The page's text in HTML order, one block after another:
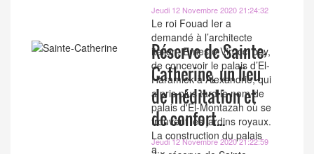
Jeudi 12 Novembre 2020 21:24:32
Le roi Fouad Ier a
demandé à l’architecte
italien, Ernesto Virocci bey,
de concevoir le palais d’El-
Haramlek à Alexandrie, qui
a pris plus tard le nom de
palais d'El-Montazah où se
trouvent les jardins royaux.
La construction du palais
a...
Réserve de Sainte-
Catherine, un lieu
de méditation et
de confort...
Jeudi 12 Novembre 2020 21:22:59